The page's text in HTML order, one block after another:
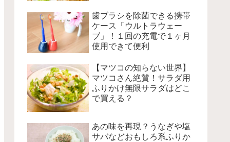
歯ブラシを除菌できる携帯
ケース「ウルトラウェー
ブ」！１回の充電で１ヶ月
使用できて便利
【マツコの知らない世界】
マツコさん絶賛！サラダ用
ふりかけ無限サラダはどこ
で買える？
あの味を再現？うなぎや塩
サバなどおもしろ系ふりか